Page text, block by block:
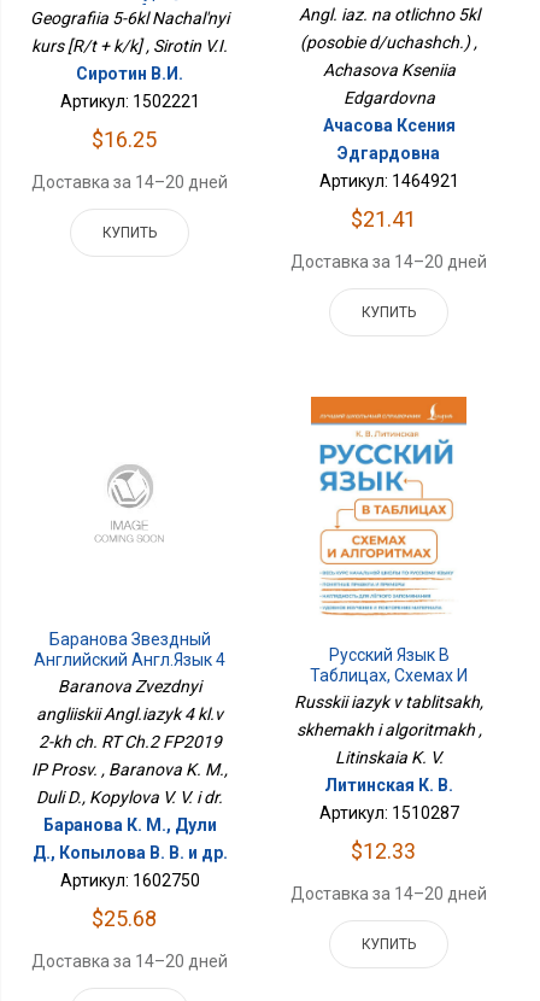
К/к]
Geografiia 5-6kl Nachal'nyi
kurs [R/t + k/k] , Sirotin V.I.
Сиротин В.И.
Артикул: 1502221
$16.25
Доставка за 14–20 дней
КУПИТЬ
Angl. iaz. na otlichno 5kl
(posobie d/uchashch.) ,
Achasova Kseniia
Edgardovna
Ачасова Ксения
Эдгардовна
Артикул: 1464921
$21.41
Доставка за 14–20 дней
КУПИТЬ
Баранова Звездный
Английский Англ.язык 4
Кл.в 2-Х Ч. РТ Ч.2
ФП2019 ИП Просв.
Baranova Zvezdnyi
angliiskii Angl.iazyk 4 kl.v
2-kh ch. RT Ch.2 FP2019
IP Prosv. , Baranova K. M.,
Duli D., Kopylova V. V. i dr.
Баранова К. М., Дули
Д., Копылова В. В. и др.
Артикул: 1602750
$25.68
Доставка за 14–20 дней
Русский Язык В
Таблицах, Схемах И
Алгоритмах
Russkii iazyk v tablitsakh,
skhemakh i algoritmakh ,
Litinskaia K. V.
Литинская К. В.
Артикул: 1510287
$12.33
Доставка за 14–20 дней
КУПИТЬ